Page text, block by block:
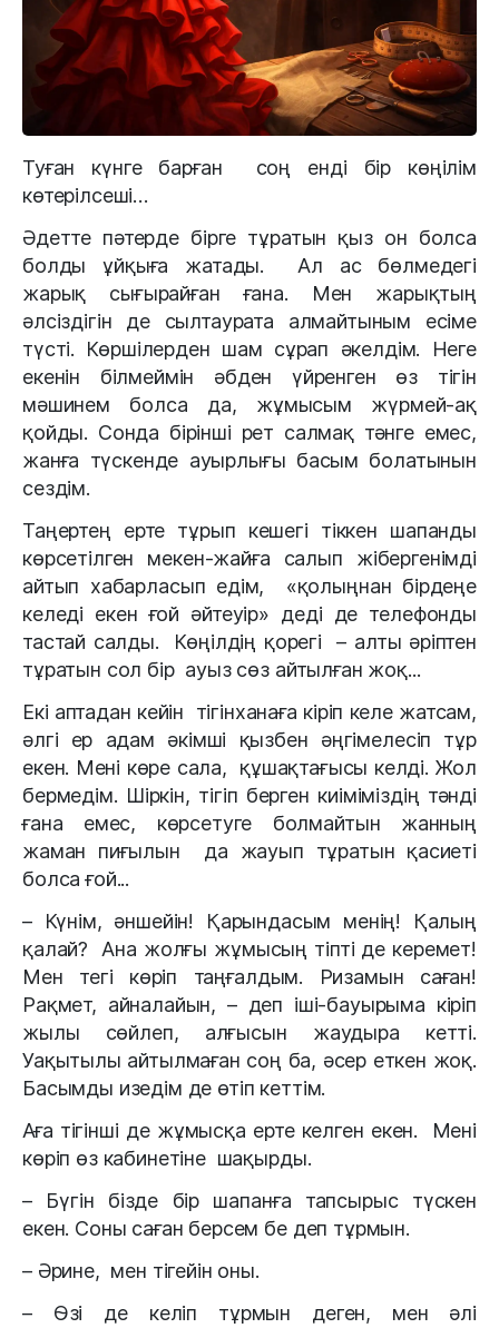
Туған күнге барған соң енді бір көңілім
көтерілсеші…
Әдетте пәтерде бірге тұратын қыз он болса
болды ұйқыға жатады. Ал ас бөлмедегі
жарық сығырайған ғана. Мен жарықтың
әлсіздігін де сылтаурата алмайтыным есіме
түсті. Көршілерден шам сұрап әкелдім. Неге
екенін білмеймін әбден үйренген өз тігін
мәшинем болса да, жұмысым жүрмей-ақ
қойды. Сонда бірінші рет салмақ тәнге емес,
жанға түскенде ауырлығы басым болатынын
сездім.
Таңертең ерте тұрып кешегі тіккен шапанды
көрсетілген мекен-жайға салып жібергенімді
айтып хабарласып едім, «қолыңнан бірдеңе
келеді екен ғой әйтеуір» деді де телефонды
тастай салды. Көңілдің қорегі – алты әріптен
тұратын сол бір ауыз сөз айтылған жоқ...
Екі аптадан кейін тігінханаға кіріп келе жатсам,
әлгі ер адам әкімші қызбен әңгімелесіп тұр
екен. Мені көре сала, құшақтағысы келді. Жол
бермедім. Шіркін, тігіп берген киіміміздің тәнді
ғана емес, көрсетуге болмайтын жанның
жаман пиғылын да жауып тұратын қасиеті
болса ғой...
– Күнім, әншейін! Қарындасым менің! Қалың
қалай? Ана жолғы жұмысың тіпті де керемет!
Мен тегі көріп таңғалдым. Ризамын саған!
Рақмет, айналайын, – деп іші-бауырыма кіріп
жылы сөйлеп, алғысын жаудыра кетті.
Уақытылы айтылмаған соң ба, әсер еткен жоқ.
Басымды изедім де өтіп кеттім.
Аға тігінші де жұмысқа ерте келген екен. Мені
көріп өз кабинетіне шақырды.
– Бүгін бізде бір шапанға тапсырыс түскен
екен. Соны саған берсем бе деп тұрмын.
– Әрине, мен тігейін оны.
– Өзі де келіп тұрмын деген, мен әлі